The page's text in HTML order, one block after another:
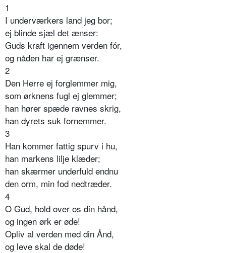
1
I underværkers land jeg bor;
ej blinde sjæl det ænser:
Guds kraft igennem verden fór,
og nåden har ej grænser.
2
Den Herre ej forglemmer mig,
som ørknens fugl ej glemmer;
han hører spæde ravnes skrig,
han dyrets suk fornemmer.
3
Han kommer fattig spurv i hu,
han markens lilje klæder;
han skærmer underfuld endnu
den orm, min fod nedtræder.
4
O Gud, hold over os din hånd,
og ingen ørk er øde!
Opliv al verden med din Ånd,
og leve skal de døde!